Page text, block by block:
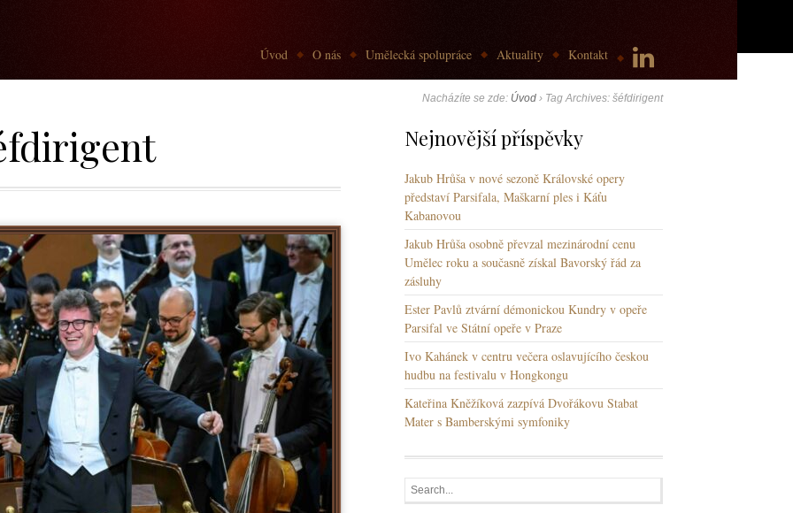
Go to:
Úvod O nás Umělecká spolupráce Aktuality Kontakt
Nacházíte se zde: Úvod › Tag Archives: šéfdirigent
Nejnovější příspěvky
Jakub Hrůša v nové sezoně Královské opery
představí Parsifala, Maškarní ples i Káťu
Kabanovou
Jakub Hrůša osobně převzal mezinárodní cenu
Umělec roku a současně získal Bavorský řád za
zásluhy
Ester Pavlů ztvární démonickou Kundry v opeře
Parsifal ve Státní opeře v Praze
Ivo Kahánek v centru večera oslavujícího českou
hudbu na festivalu v Hongkongu
Kateřina Kněžíková zazpívá Dvořákovu Stabat
Mater s Bamberskými symfoniky